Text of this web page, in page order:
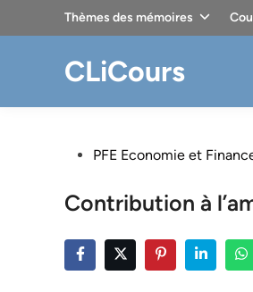
Thèmes des mémoires
CLiCours
PostedPFE Economie et
Contribution à